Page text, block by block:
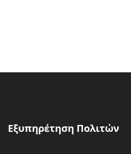
Εξυπηρέτηση Πολιτών